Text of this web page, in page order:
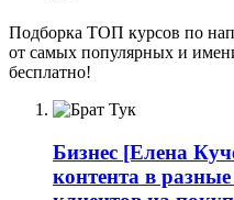
Подборка ТОП курсов по
от самых популярных и
бесплатно!
Бизнес [Елена
контента в